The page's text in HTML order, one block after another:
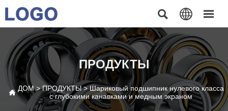
  
ПРОДУКТЫ
ДОМ>ПРОДУКТЫ>Шариковый подшипник нулевого класса
с глубокими канавками и медным экраном